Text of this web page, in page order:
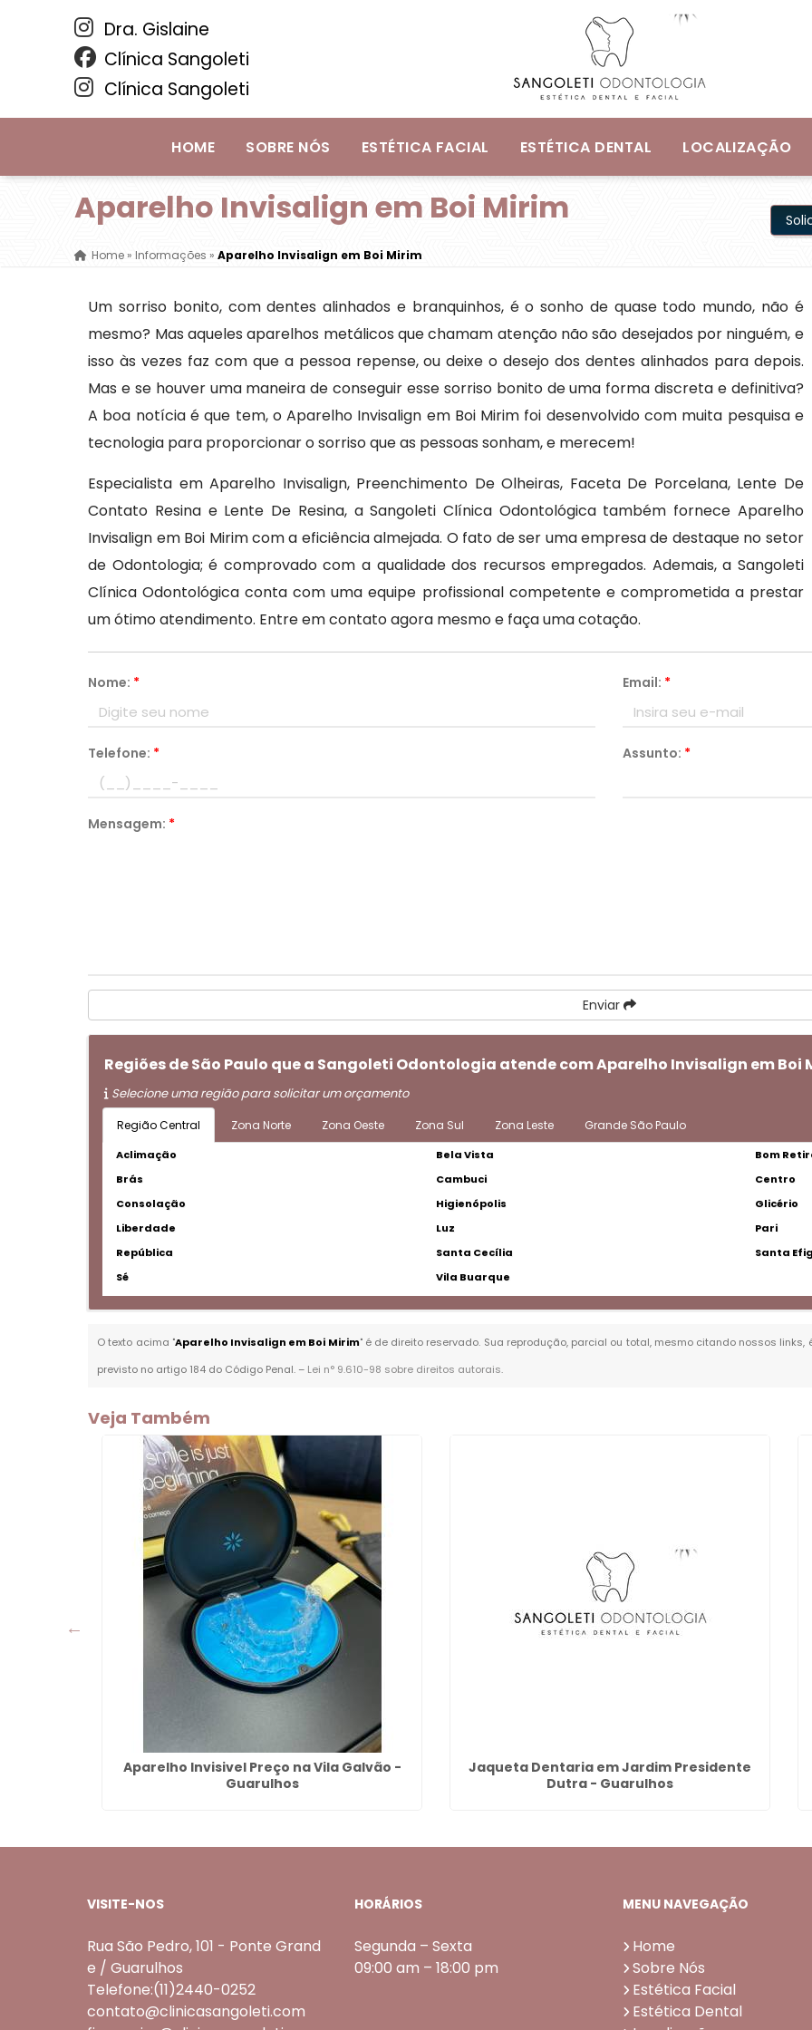
Dra. Gislaine
Clínica Sangoleti
Clínica Sangoleti
HOME SOBRE NÓS ESTÉTICA FACIAL ESTÉTICA DENTAL LOCALIZAÇÃO
Aparelho Invisalign em Boi Mirim
Home»Informações »Aparelho Invisalign em Boi Mirim
Um sorriso bonito, com dentes alinhados e branquinhos, é o sonho de quase todo mundo, não é
mesmo? Mas aqueles aparelhos metálicos que chamam atenção não são desejados por ninguém, e
isso às vezes faz com que a pessoa repense, ou deixe o desejo dos dentes alinhados para depois.
Mas e se houver uma maneira de conseguir esse sorriso bonito de uma forma discreta e definitiva?
A boa notícia é que tem, o Aparelho Invisalign em Boi Mirim foi desenvolvido com muita pesquisa e
tecnologia para proporcionar o sorriso que as pessoas sonham, e merecem!
Especialista em Aparelho Invisalign, Preenchimento De Olheiras, Faceta De Porcelana, Lente De
Contato Resina e Lente De Resina, a Sangoleti Clínica Odontológica também fornece Aparelho
Invisalign em Boi Mirim com a eficiência almejada. O fato de ser uma empresa de destaque no setor
de Odontologia; é comprovado com a qualidade dos recursos empregados. Ademais, a Sangoleti
Clínica Odontológica conta com uma equipe profissional competente e comprometida a prestar
um ótimo atendimento. Entre em contato agora mesmo e faça uma cotação.
Nome: * Email: *
Telefone: * Assunto: *
Mensagem: *
Enviar
Regiões de São Paulo que a Sangoleti Odontologia atende com Aparelho Invisalign em Boi
Selecione uma região para solicitar um orçamento
Região Central Zona Norte Zona Oeste Zona Sul Zona Leste Grande São Paulo
Aclimação Bela Vista
Bom
Brás
Cambuci
Centro
Consolação
Higienópolis
Glicério
Liberdade
Luz
Pari
República
Santa Cecília
Santa
Sé
Vila Buarque
O texto acima "Aparelho Invisalign em Boi Mirim" é de direito reservado. Sua reprodução, parcial ou total, mesmo citando nossos
previsto no artigo 184 do Código Penal. – Lei n° 9.610-98 sobre direitos autorais.
Veja Também
Aparelho Invisivel Preço na Vila Galvão -
Guarulhos
Jaqueta Dentaria em Jardim Presidente
Dutra - Guarulhos
VISITE-NOS
Rua São Pedro, 101 - Ponte Grand
e / Guarulhos
Telefone:(11)2440-0252
contato@clinicasangoleti.com
HORÁRIOS
Segunda – Sexta
09:00 am – 18:00 pm
MENU NAVEGAÇÃO
Home
Sobre Nós
Estética Facial
Estética Dental